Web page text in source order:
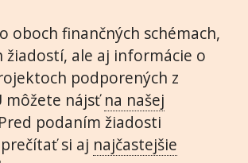
oboch finančných schémach,
žiadostí, ale aj informácie o
podporených z
môžete nájsťna našej
Pred podaním žiadosti
si aj najčastejšie